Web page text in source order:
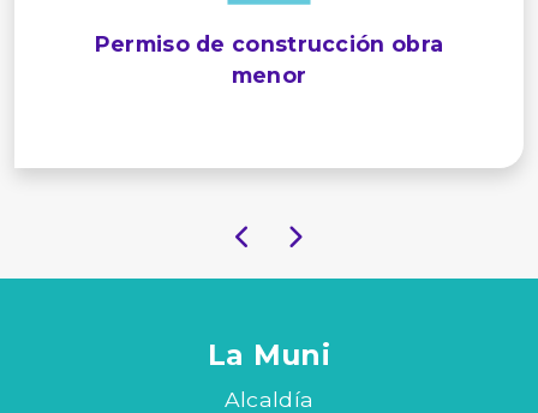
Permiso de construcción obra
menor
La Muni
Alcaldía